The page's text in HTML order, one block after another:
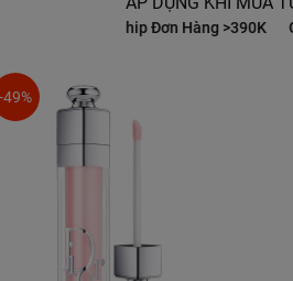
Đơn Hàng >390K Giá Ưu Đãi Đặc
-49%